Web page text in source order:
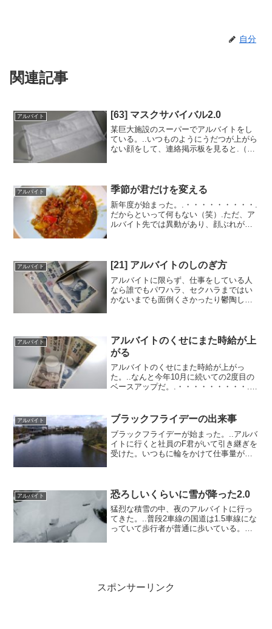
自分
関連記事
アルバイト [63] マスクサバイバル2.0
某巨大施設のスーパーでアルバイトをし
ている。..いつものようにうだつが上がら
ない顔をして、連絡掲示板を見ると.（重
自主性でマスク...
アルバイト 季節が君だけを変える
新年度が始まった。.・・・・・・・・・.
だからといって何もない（笑）.ただ、ア
ルバイト先では異動があり、顔ぶれがが
で仕事をするのは...
アルバイト [21] アルバイトのしのぎ方
アルバイトに限らず、仕事をしている人
なら誰でもパワハラ、セクハラまではい
かないまでも面倒くさかったり鬱陶しか
方で日々を凌いでい...
アルバイト
アルバイトのくせにまた時給が上
がる
アルバイトのくせにまた時給が上がっ
た。..なんと今年10月に続いての2度目の
ベースアップだ。.・・・・・・・・・.ほ
て話は聞いていない。理由はよく分から
ないが下方修正...
アルバイト ブラックフライデーの出来事
ブラックフライデーが始まった。..アルバ
イトに行くと社員のF君がいて引き継ぎを
受けた。いつもに輪をかけて仕事量が多
（笑）.■.若干入社...
アルバイト 恐ろしいくらいに雪が降った2.0
猛烈な積雪の中、夜のアルバイトに行っ
てきた。..普段2車線の国道は1.5車線にな
っていて歩行者が普通に歩いている。も
スポンサーリンク